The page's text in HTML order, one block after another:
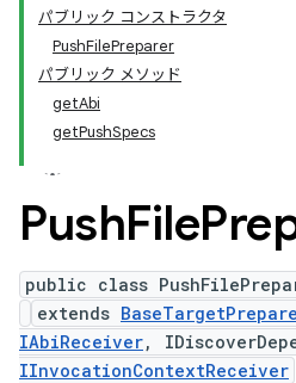
パブリック コンストラクタ
PushFilePreparer
パブリック メソッド
getAbi
getPushSpecs
PushFile
public class
extends
IAbiReceiver,
IInvocationContextReceiver